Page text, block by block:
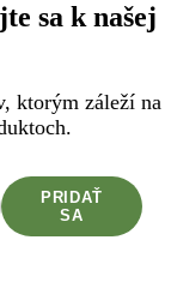
sa k našej
ktorým záleží na
PRIDAŤ
SA